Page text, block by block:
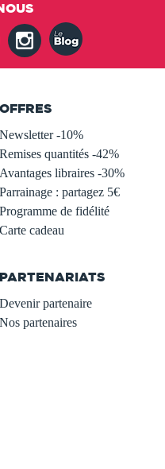
OFFRES
Newsletter -10%
Remises quantités -42%
Avantages libraires -30%
Parrainage : partagez 5€
Programme de fidélité
Carte cadeau
PARTENARIATS
Devenir partenaire
Nos partenaires